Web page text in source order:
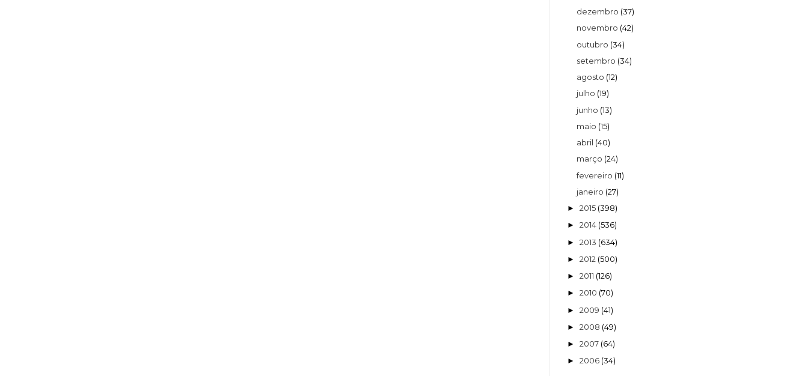
dezembro (37)
novembro (42)
outubro (34)
setembro (34)
agosto (12)
julho (19)
junho (13)
maio (15)
abril (40)
março (24)
fevereiro (11)
janeiro (27)
► 2015 (398)
► 2014 (536)
► 2013 (634)
► 2012 (500)
► 2011 (126)
► 2010 (70)
► 2009 (41)
► 2008 (49)
► 2007 (64)
► 2006 (34)